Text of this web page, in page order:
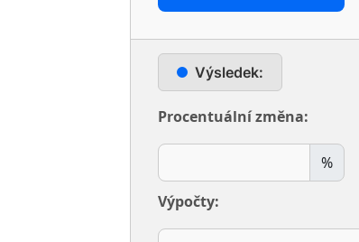
Výsledek:
Procentuální změna:
%
Výpočty: